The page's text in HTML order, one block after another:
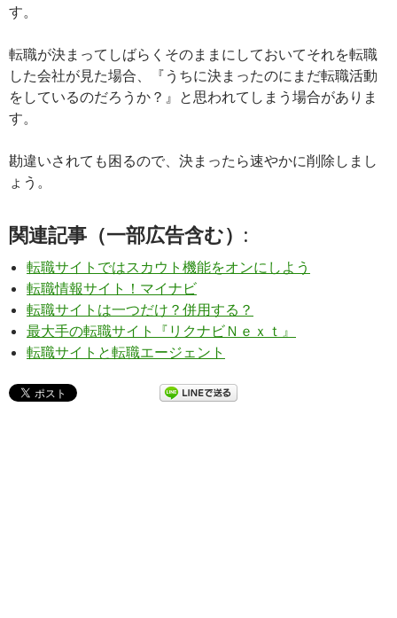
す。
転職が決まってしばらくそのままにしておいてそれを転職
した会社が見た場合、『うちに決まったのにまだ転職活動
をしているのだろうか？』と思われてしまう場合がありま
す。
勘違いされても困るので、決まったら速やかに削除しまし
ょう。
関連記事（一部広告含む）:
転職サイトではスカウト機能をオンにしよう
転職情報サイト！マイナビ
転職サイトは一つだけ？併用する？
最大手の転職サイト『リクナビＮｅｘｔ』
転職サイトと転職エージェント